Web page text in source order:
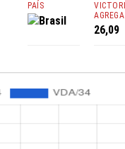
PAÍS
Brasil
26,09